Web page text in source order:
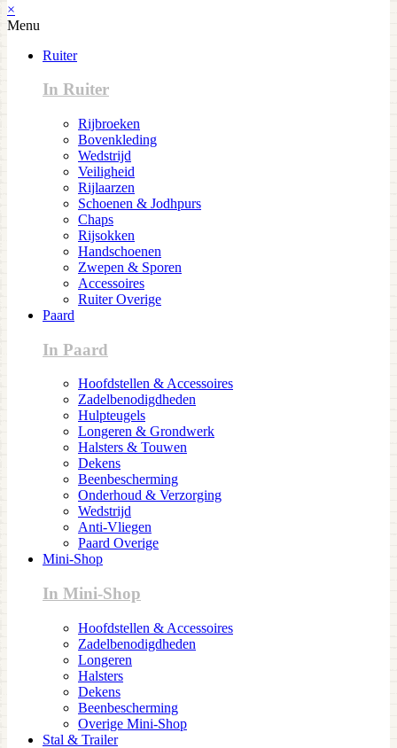
×
Menu
Ruiter
In Ruiter
Rijbroeken
Bovenkleding
Wedstrijd
Veiligheid
Rijlaarzen
Schoenen & Jodhpurs
Chaps
Rijsokken
Handschoenen
Zwepen & Sporen
Accessoires
Ruiter Overige
Paard
In Paard
Hoofdstellen & Accessoires
Zadelbenodigdheden
Hulpteugels
Longeren & Grondwerk
Halsters & Touwen
Dekens
Beenbescherming
Onderhoud & Verzorging
Wedstrijd
Anti-Vliegen
Paard Overige
Mini-Shop
In Mini-Shop
Hoofdstellen & Accessoires
Zadelbenodigdheden
Longeren
Halsters
Dekens
Beenbescherming
Overige Mini-Shop
Stal & Trailer